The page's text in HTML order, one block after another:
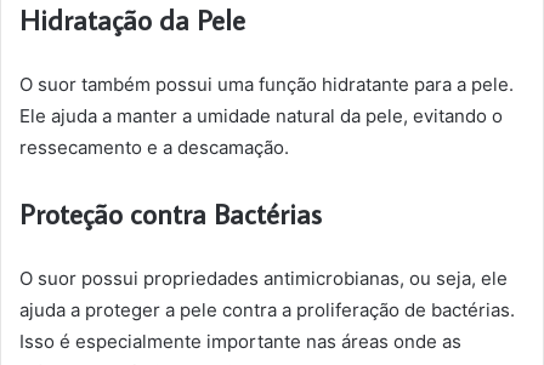
Hidratação da Pele
O suor também possui uma função hidratante para a pele.
Ele ajuda a manter a umidade natural da pele, evitando o
ressecamento e a descamação.
Proteção contra Bactérias
O suor possui propriedades antimicrobianas, ou seja, ele
ajuda a proteger a pele contra a proliferação de bactérias.
Isso é especialmente importante nas áreas onde as